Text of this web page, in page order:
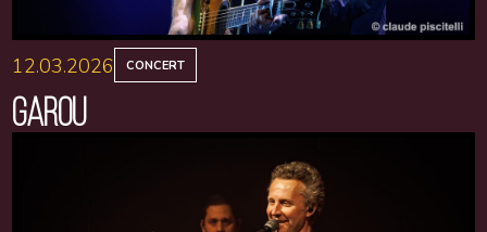
12.03.2026 CONCERT
GAROU